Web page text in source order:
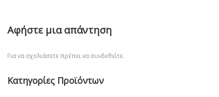
Αφήστε μια απάντηση
Για να σχολιάσετε πρέπει να συνδεθείτε.
Κατηγορίες Προϊόντων